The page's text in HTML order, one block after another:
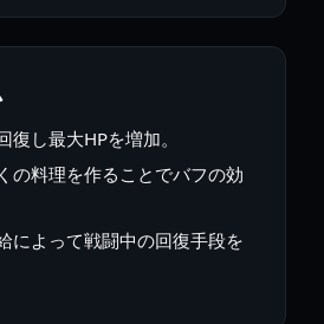
復し最大HPを増加。
の料理を作ることでバフの効
によって戦闘中の回復手段を